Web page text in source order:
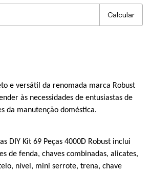
Calcular
e versátil da renomada marca Robust
às necessidades de entusiastas de
da manutenção doméstica.
DIY Kit 69 Peças 4000D Robust inclui
de fenda, chaves combinadas, alicates,
nível, mini serrote, trena, chave